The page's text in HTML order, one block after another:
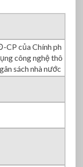
CP của Chính ph
công nghệ thô
sách nhà nước